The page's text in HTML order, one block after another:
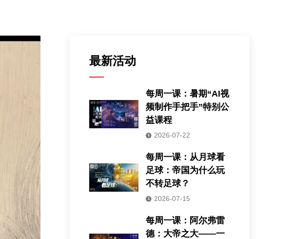
最新活动
每周一课：暑期“AI视
频制作手把手”特别公
益课程
2026-07-22
每周一课：从月球看
足球：帝国为什么玩
不转足球？
2026-07-15
每周一课：阿尔弗雷
德：大帝之大——一